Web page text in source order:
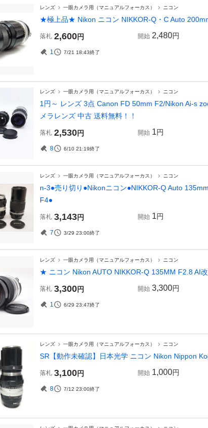
レンズ 一眼カメラ用（マニュアルフォーカス） ニコン
★極上品★ Nikon ニコン NIKKOR-Q・C Auto
落札 2,600円 開始 2,480円
1 7/21 18:43終了
レンズ 一眼カメラ用（マニュアルフォーカス） ニコン
1円～ レンズ 3点 Canon FD 50mm F2/Nikon Ai-s
メラレンズ 中古 送料無料！！
落札 2,530円 開始 1円
8 6/10 21:19終了
レンズ 一眼カメラ用（マニュアルフォーカス） ニコン
n-3●売り切り●Nikonニコン●NIKKOR-Q Auto
F4●
落札 3,143円 開始 1円
7 3/29 23:00終了
レンズ 一眼カメラ用（マニュアルフォーカス） ニコン
★ ニコン Nikon AUTO NIKKOR-Q 135MM F2.8 AI
落札 3,300円 開始 3,300円
1 6/29 23:47終了
レンズ 一眼カメラ用（マニュアルフォーカス） ニコン
SR【動作未確認】日本光学 ニコン Nikon Nippon
落札 3,100円 開始 1,000円
8 7/12 23:00終了